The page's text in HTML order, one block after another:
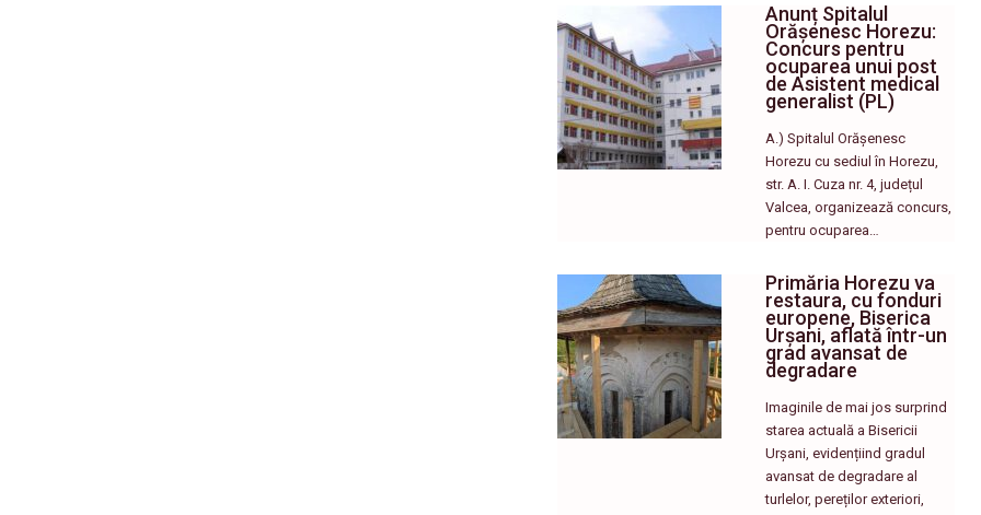
Anunț Spitalul
Orășenesc Horezu:
Concurs pentru
ocuparea unui post
de Asistent medical
generalist (PL)
A.) Spitalul Orășenesc
Horezu cu sediul în Horezu,
str. A. I. Cuza nr. 4, județul
Valcea, organizează concurs,
pentru ocuparea…
Primăria Horezu va
restaura, cu fonduri
europene, Biserica
Urșani, aflată într-un
grad avansat de
degradare
Imaginile de mai jos surprind
starea actuală a Bisericii
Urșani, evidențiind gradul
avansat de degradare al
turlelor, pereților exteriori,